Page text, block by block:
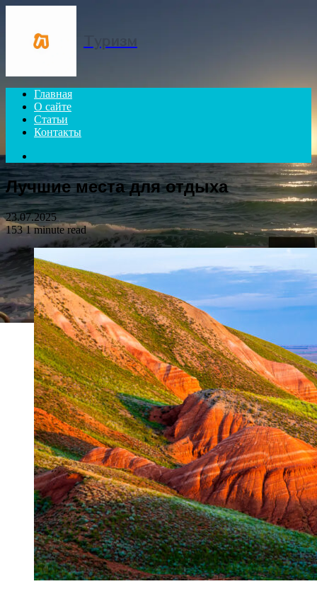
Главная
О сайте
Статьи
Контакты
for
Лучшие места для отдыха
23.07.2025
1531 minute read